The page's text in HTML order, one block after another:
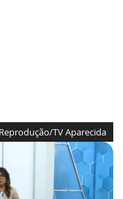
Reprodução/TV Aparecida